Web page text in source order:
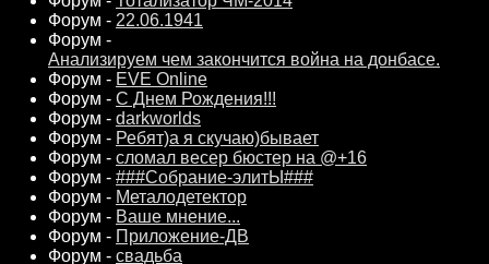
Форум - 22.06.1941
Форум -
Анализируем чем закончится война на донбасе.
Форум - EVE Online
Форум - С Днем Рождения!!!
Форум - darkworlds
Форум - Ребят)а я скучаю)бывает
Форум - сломал весер бюстер на @+16
Форум - ###Собрание-элитЫ###
Форум - Металодетектор
Форум - Ваше мнение...
Форум - Приложение-ДВ
Форум - свадьба